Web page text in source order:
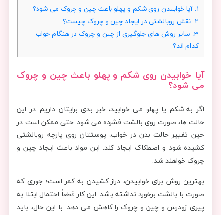
1. آیا خوابیدن روی شکم و پهلو باعث چین و چروک می شود؟
2. نقش روبالشتی در ایجاد چین و چروک چیست؟
3. سایر روش های جلوگیری از چین و چروک در هنگام خواب
کدام اند؟
آیا خوابیدن روی شکم و پهلو باعث چین و چروک
می شود؟
اگر به شکم یا پهلو می خوابید، خبر بدی برایتان داریم. در این
حالت ها، صورت روی بالشت فشرده می شود. حتی ممکن است در
حین تغییر حالت بدن در خواب، پوستتان روی پارچه روبالشتی
کشیده شود و اصطکاک ایجاد کند. این مواد باعث ایجاد چین و
چروک خواهند شد.
بهترین روش برای خوابیدن، دراز کشیدن به کمر است؛ جوری که
صورت با بالشت برخورد نداشته باشد. این کار قطعاً احتمال ابتلا به
پیری زودرس و چین و چروک را کاهش می دهد. با این حال، باید